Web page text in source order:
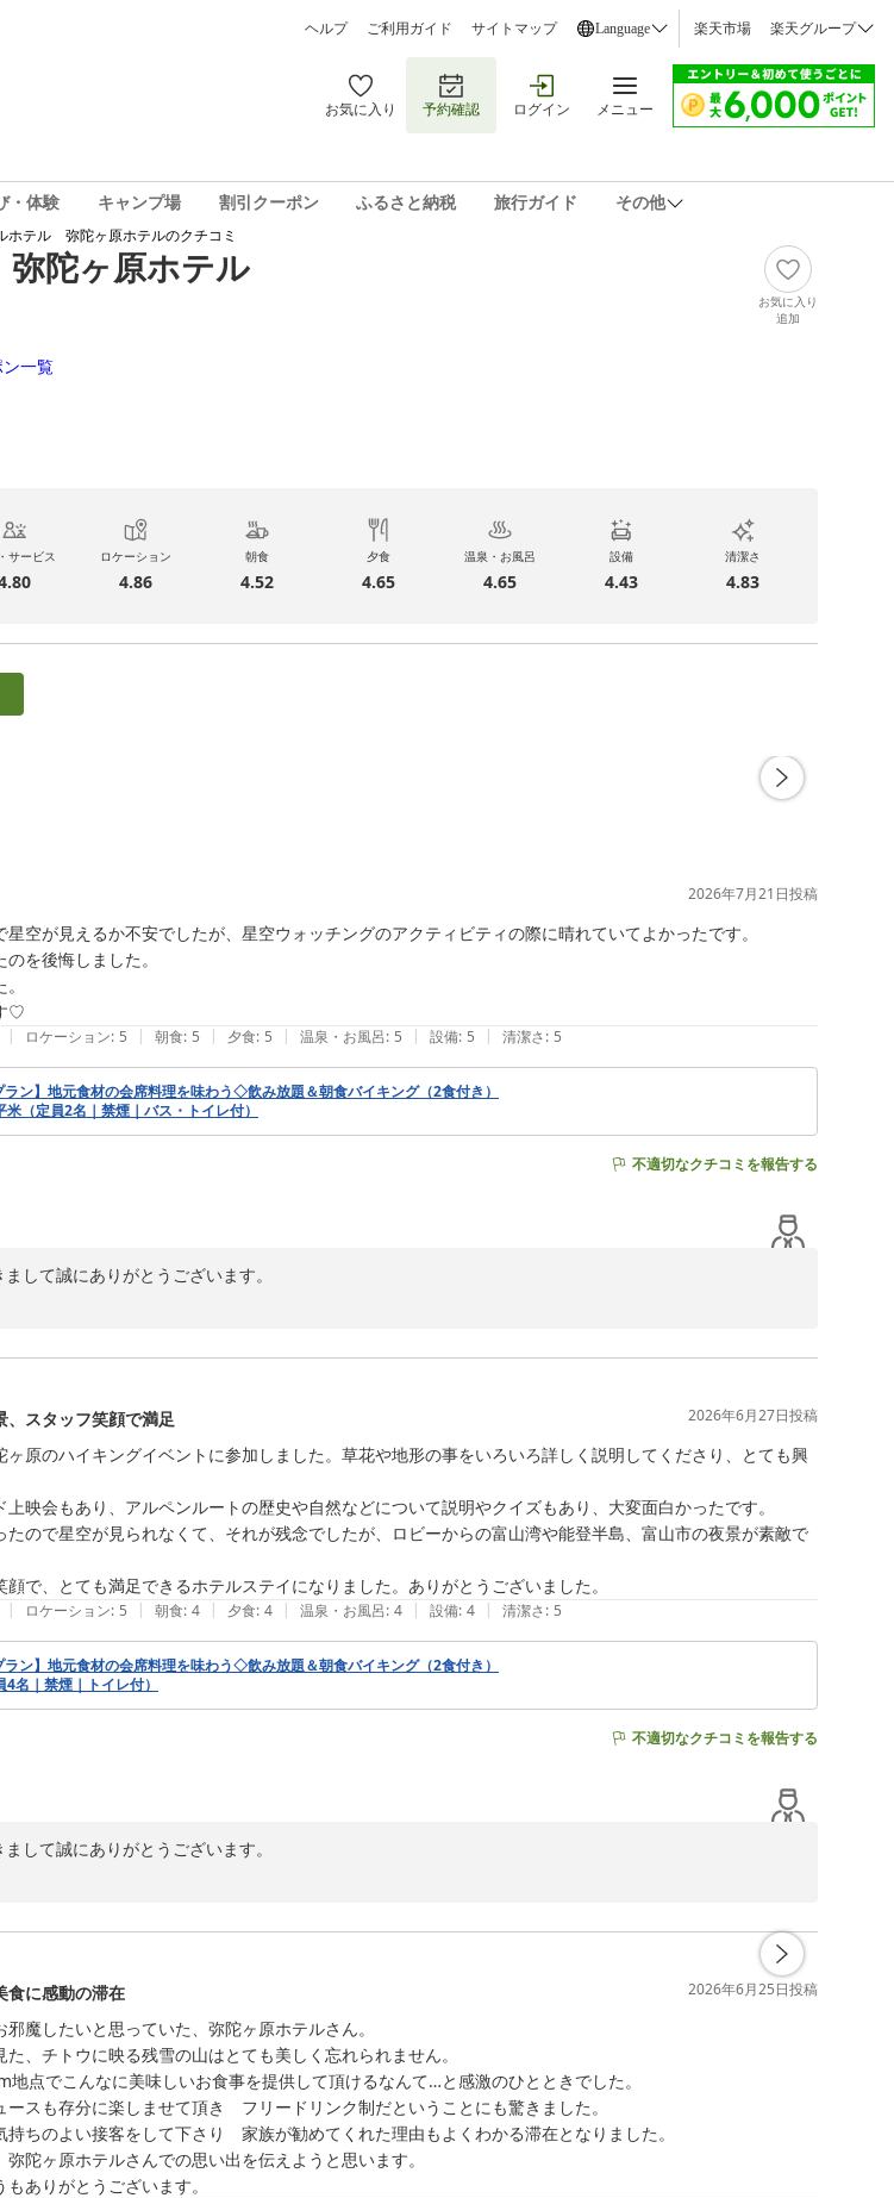
ヘルプ ご利用ガイド サイトマップ Language 楽天市場 楽天グループ
お気に入り 予約確認 ログイン メニュー
・体験 キャンプ場 割引クーポン ふるさと納税 旅行ガイド その他
ホテル 弥陀ヶ原ホテルのクチコミ
陀ヶ原ホテル
お気に入り
追加
一覧
サービス ロケーション
4.86
朝食
4.52
夕食
4.65
温泉・お風呂
4.65
設備
4.43
清潔さ
4.83
2026年7月21日投稿
空が見えるか不安でしたが、星空ウォッチングのアクティビティの際に晴れていてよかったです。
を後悔しました。
♡
| ロケーション: 5 | 朝食: 5 | 夕食: 5 | 温泉・お風呂: 5 | 設備: 5 | 清潔さ: 5
ラン】地元食材の会席料理を味わう◇飲み放題＆朝食バイキング（2食付き）
（定員2名｜禁煙｜バス・トイレ付）
不適切なクチコミを報告する
して誠にありがとうございます。
ただき、さらに星空観察をお楽しみいただけましたら幸いでございます。
ち申し上げております。
オフィシャルホテル 弥陀ヶ原ホテル
、スタッフ笑顔で満足 2026年6月27日投稿
ヶ原のハイキングイベントに参加しました。草花や地形の事をいろいろ詳しく説明してくださり、とても興
映会もあり、アルペンルートの歴史や自然などについて説明やクイズもあり、大変面白かったです。
たので星空が見られなくて、それが残念でしたが、ロビーからの富山湾や能登半島、富山市の夜景が素敵で
で、とても満足できるホテルステイになりました。ありがとうございました。
| ロケーション: 5 | 朝食: 4 | 夕食: 4 | 温泉・お風呂: 4 | 設備: 4 | 清潔さ: 5
ラン】地元食材の会席料理を味わう◇飲み放題＆朝食バイキング（2食付き）
名｜禁煙｜トイレ付）
不適切なクチコミを報告する
して誠にありがとうございます。
すでに高山植物がたくさん咲いております。
はクイズも交えながら、アルペンルートのご旅行がさらに充実したものになるよう、見どころや歴史背景
ます。ご感想を頂戴し、大変励みになります。
くのお天気でご覧いただけなかったとのこと、大変残念でございますが、その中でも夜景をお楽しみい
く存じます。
てもお褒めの言葉を頂戴し、誠にありがとうございます。
ただけるよう、スタッフ一同より一層努めてまいります。
食に感動の滞在 2026年6月25日投稿
魔したいと思っていた、弥陀ヶ原ホテルさん。
、チトウに映る残雪の山はとても美しく忘れられません。
地点でこんなに美味しいお食事を提供して頂けるなんて…と感激のひとときでした。
スも存分に楽しませて頂き　フリードリンク制だということにも驚きました。
ちのよい接客をして下さり　家族が勧めてくれた理由もよくわかる滞在となりました。
陀ヶ原ホテルさんでの思い出を伝えようと思います。